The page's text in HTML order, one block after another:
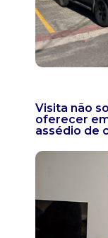
Visita não
oferecer
assédio de